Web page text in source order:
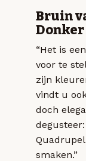
Bruin
Donker
“Het is
voor te
zijn
vindt u
doch
smaken.”